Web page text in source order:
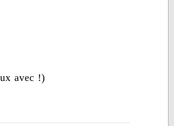
avec !)